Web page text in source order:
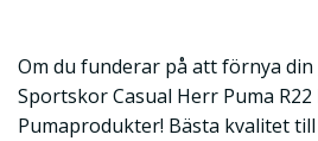
Om du funderar på att förnya
Sportskor Casual Herr Puma
Pumaprodukter! Bästa kvalitet